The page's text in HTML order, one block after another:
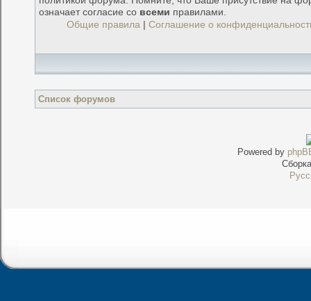
означает согласие со всеми правилами.
Общие правила | Соглашение о
Список форумов
Powered by